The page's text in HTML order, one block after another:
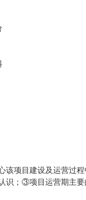
项目建设及运营过
；③项目运营期主